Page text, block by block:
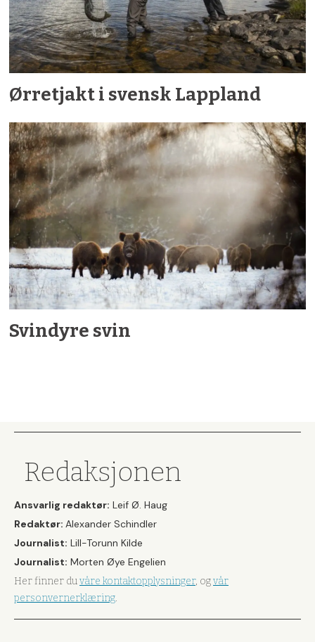
Ørretjakt i svensk Lappland
Svindyre svin
Redaksjonen
Ansvarlig redaktør: Leif Ø. Haug
Redaktør: Alexander Schindler
Journalist: Lill-Torunn Kilde
Journalist: Morten Øye Engelien
Her finner duvåre kontaktopplysninger, ogvår
personvernerklæring.